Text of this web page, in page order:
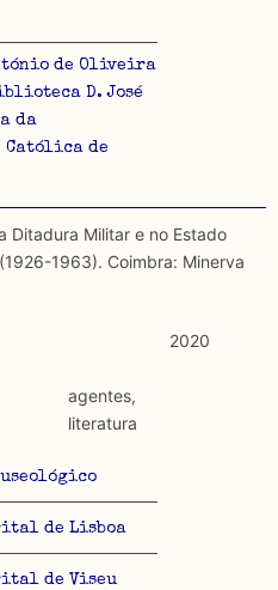
de Oliveira
D. José
da
Católica de
Ditadura Militar e no Estado
1963). Coimbra: Minerva
2020
de Lisboa
de Viseu
agentes,
literatura